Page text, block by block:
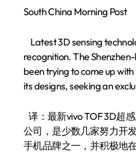
South China Morning Post
Latest 3D sensing
recognition. The
been trying to come up
its designs, seeking an
译：最新vivo TOF 3D超
公司，是少数几家努力开
手机品牌之一，并积极地